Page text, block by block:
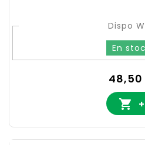
Dispo
En
Prix
 +